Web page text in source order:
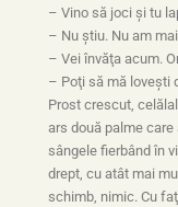
– Vino să joci şi tu
– Nu ştiu. Nu am
– Vei învăţa acum.
– Poţi să mă loveşti
Prost crescut,
ars două palme
sângele fierbând în
drept, cu atât mai
schimb, nimic. Cu